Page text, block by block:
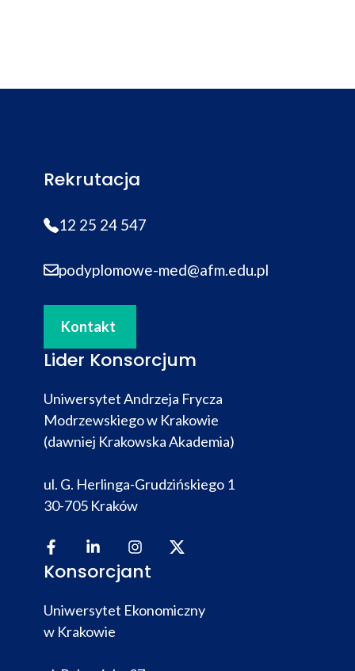
Rekrutacja
12 25 24 547
podyplomowe-med@afm.edu.pl
Kontakt
Lider Konsorcjum
Uniwersytet Andrzeja Frycza
Modrzewskiego w Krakowie
(dawniej Krakowska Akademia)
ul. G. Herlinga-Grudzińskiego 1
30-705 Kraków
Konsorcjant
Uniwersytet Ekonomiczny
w Krakowie